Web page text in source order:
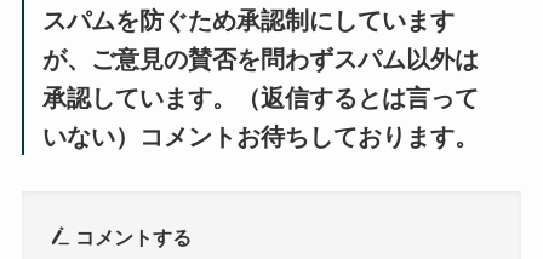
スパムを防ぐため承認制にしています
が、ご意見の賛否を問わずスパム以外は
承認しています。（返信するとは言って
いない）コメントお待ちしております。
コメントする